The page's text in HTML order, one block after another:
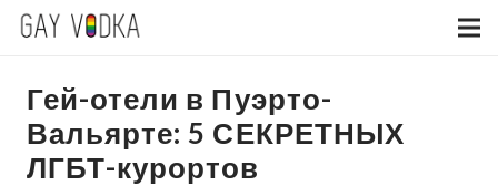
Гей-отели в Пуэрто-
Вальярте: 5 СЕКРЕТНЫХ
ЛГБТ-курортов